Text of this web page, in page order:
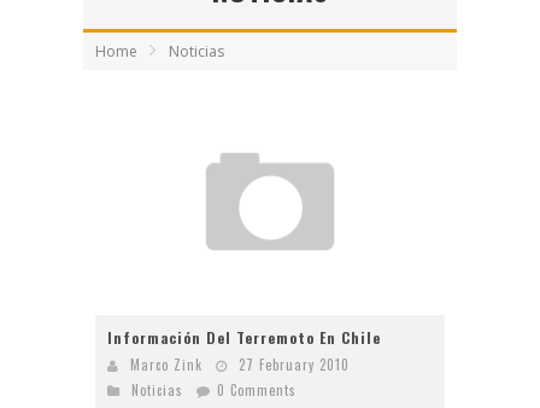
Home Noticias
Información Del Terremoto En Chile
Marco Zink
27 February 2010
Noticias
0 Comments